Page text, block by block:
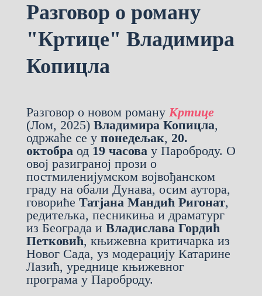
Разговор о роману
"Кртице" Владимира
Копицла
Разговор о новом роману Кртице
(Лом, 2025) Владимира Копицла,
одржаће се у понедељак, 20.
октобраод 19 часовау Пароброду. О
овој разиграној прози о
постмиленијумском војвођанском
граду на обали Дунава, осим аутора,
говориће Татјана Мандић Ригонат,
редитељка, песникиња и драматург
из Београда и Владислава Гордић
Петковић, књижевна критичарка из
Новог Сада, уз модерацију Катарине
Лазић, уреднице књижевног
програма у Пароброду.